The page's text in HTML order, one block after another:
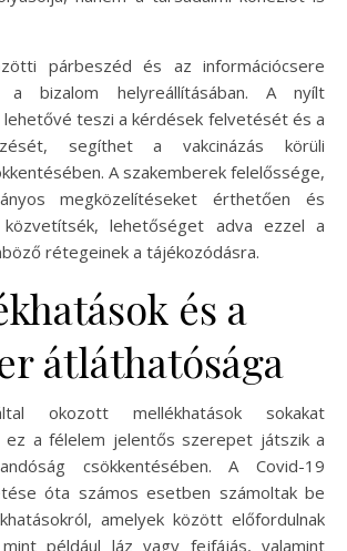
párbeszéd és az információcsere
a bizalom helyreállításában. A nyílt
lehetővé teszi a kérdések felvetését és a
segíthet a vakcinázás körüli
A szakemberek felelőssége,
megközelítéseket érthetően és
közvetítsék, lehetőséget adva ezzel a
rétegeinek a tájékozódásra.
és a
átláthatósága
okozott mellékhatások sokakat
ez a félelem jelentős szerepet játszik a
csökkentésében. A Covid-19
óta számos esetben számoltak be
amelyek között előfordulnak
például láz vagy fejfájás, valamint